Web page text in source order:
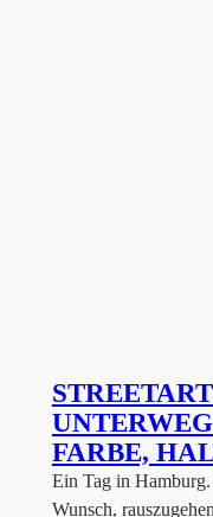
FARBE,
Ein Tag in
Wunsch,